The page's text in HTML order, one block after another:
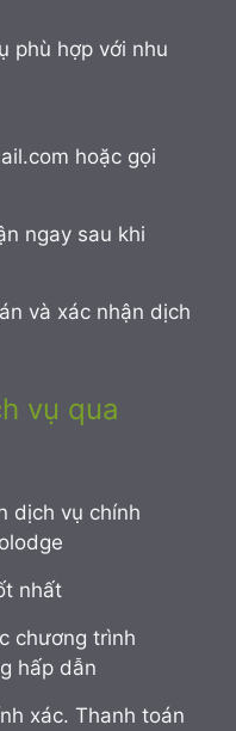
phù hợp với nhu
hoặc gọi
ngay sau khi
và xác nhận dịch
vụ qua
dịch vụ chính
nhất
chương trình
hấp dẫn
xác. Thanh toán